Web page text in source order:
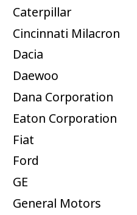
Caterpillar
Cincinnati Milacron
Dacia
Daewoo
Dana Corporation
Eaton Corporation
Fiat
Ford
GE
General Motors